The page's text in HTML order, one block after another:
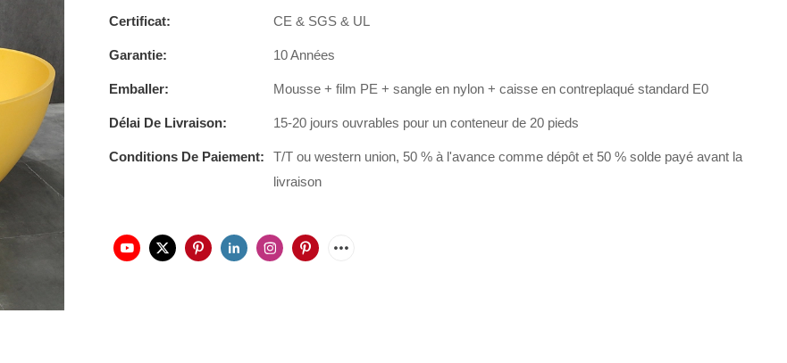
Certificat: CE & SGS & UL
Garantie: 10 Années
Emballer: Mousse + film PE + sangle en nylon + caisse en contreplaqué standard E0
Délai De Livraison: 15-20 jours ouvrables pour un conteneur de 20 pieds
Conditions De Paiement:
T/T ou western union, 50 % à l'avance comme dépôt et 50 % solde payé avant la
livraison